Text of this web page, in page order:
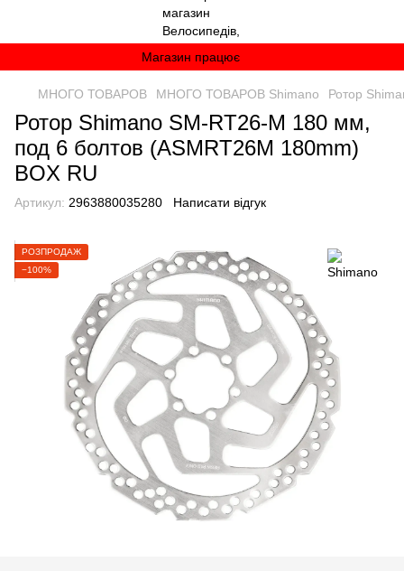
Магазин працює
МНОГО ТОВАРОВ МНОГО ТОВАРОВ Shimano Ротор
Ротор Shimano SM-RT26-M 180 мм,
под 6 болтов (ASMRT26M 180mm)
BOX RU
Артикул: 2963880035280 Написати відгук
РОЗПРОДАЖ
−100%